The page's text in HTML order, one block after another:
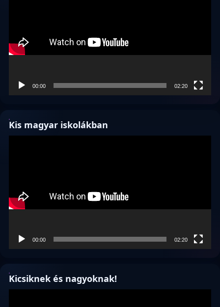
00:00 02:20
Kis magyar iskolákban
00:00 02:20
Kicsiknek és nagyoknak!